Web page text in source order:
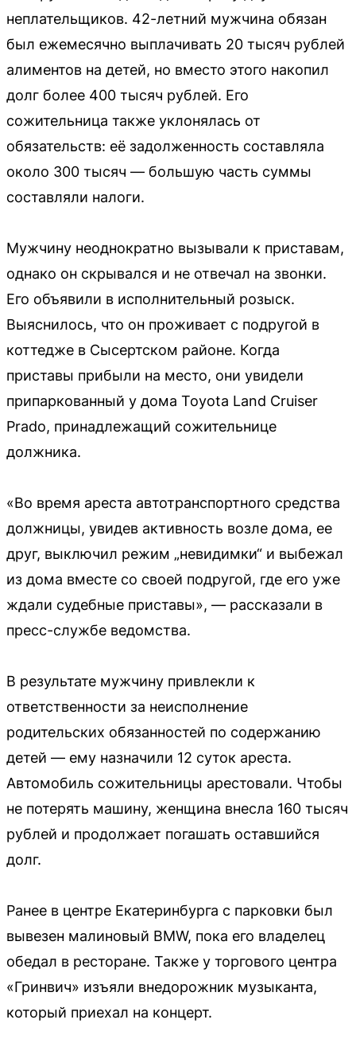
неплательщиков. 42-летний мужчина обязан
был ежемесячно выплачивать 20 тысяч рублей
алиментов на детей, но вместо этого накопил
долг более 400 тысяч рублей. Его
сожительница также уклонялась от
обязательств: её задолженность составляла
около 300 тысяч — большую часть суммы
составляли налоги.
Мужчину неоднократно вызывали к приставам,
однако он скрывался и не отвечал на звонки.
Его объявили в исполнительный розыск.
Выяснилось, что он проживает с подругой в
коттедже в Сысертском районе. Когда
приставы прибыли на место, они увидели
припаркованный у дома Toyota Land Cruiser
Prado, принадлежащий сожительнице
должника.
«Во время ареста автотранспортного средства
должницы, увидев активность возле дома, ее
друг, выключил режим „невидимки“ и выбежал
из дома вместе со своей подругой, где его уже
ждали судебные приставы», — рассказали в
пресс-службе ведомства.
В результате мужчину привлекли к
ответственности за неисполнение
родительских обязанностей по содержанию
детей — ему назначили 12 суток ареста.
Автомобиль сожительницы арестовали. Чтобы
не потерять машину, женщина внесла 160 тысяч
рублей и продолжает погашать оставшийся
долг.
Ранее в центре Екатеринбурга с парковки был
вывезен малиновый BMW, пока его владелец
обедал в ресторане. Также у торгового центра
«Гринвич» изъяли внедорожник музыканта,
который приехал на концерт.